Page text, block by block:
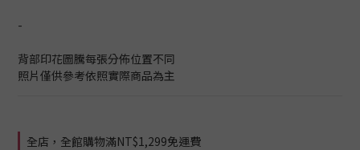
-
背部印花圖騰每張分佈位置不同
照片僅供參考依照實際商品為主
全店，全館購物滿NT$1,299免運費